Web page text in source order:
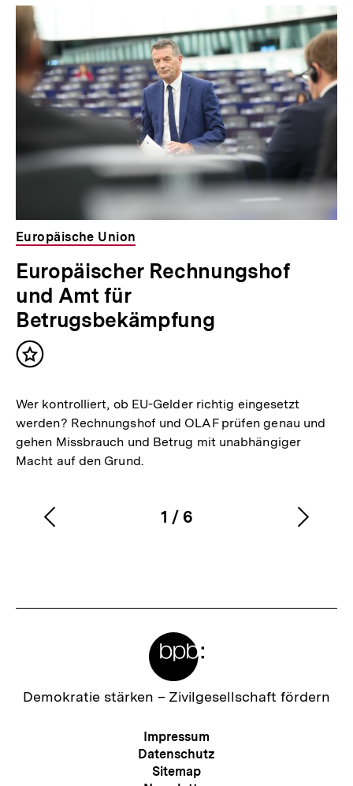
Inhaltskarousell
für
weitere
Inhalte
Inhaltskarussell
überspringen
Europäische Union
Europäischer Rechnungshof
und Amt für
Betrugsbekämpfung
Inhalt
Wer kontrolliert, ob EU-Gelder richtig eingesetzt
werden? Rechnungshof und OLAF prüfen genau und
gehen Missbrauch und Betrug mit unabhängiger
Macht auf den Grund.
Karussellinhalt
1
von
/ 6
Vorherigen
Zur
Demokratie stärken – Zivilgesellschaft fördern
Meta-
Navigation
Impressum
Datenschutz
Sitemap